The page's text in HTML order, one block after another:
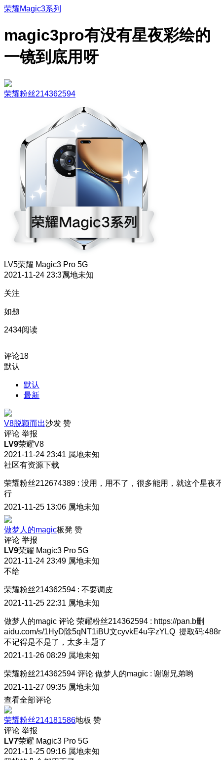
荣耀Magic3系列
magic3pro有没有星夜彩绘的
一镜到底用呀
荣耀粉丝214362594
LV5荣耀 Magic3 Pro 5G
2021-11-24 23:37属地未知
关注
如题
2434阅读
评论18
默认
默认
最新
V8脱颖而出沙发 赞
评论 举报
LV9荣耀V8
2021-11-24 23:41 属地未知
社区有资源下载
荣耀粉丝212674389 : 没用，用不了，很多能用，就这个星夜
行
2021-11-25 13:06 属地未知
做梦人的magic板凳 赞
评论 举报
LV9荣耀 Magic3 Pro 5G
2021-11-24 23:49 属地未知
不给
荣耀粉丝214362594 : 不要调皮
2021-11-25 22:31 属地未知
做梦人的magic 评论 荣耀粉丝214362594 : https://pan.b删
aidu.com/s/1HyD除5qNT1iBU文cyvkE4u字zYLQ 提取码
不记得是不是了，太多主题了
2021-11-26 08:29 属地未知
荣耀粉丝214362594 评论 做梦人的magic : 谢谢兄弟哟
2021-11-27 09:35 属地未知
查看全部评论
荣耀粉丝214181586地板 赞
评论 举报
LV7荣耀 Magic3 Pro 5G
2021-11-25 09:16 属地未知